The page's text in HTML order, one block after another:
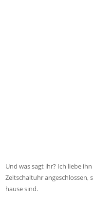
Und was sagt ihr? Ich liebe
Zeitschaltuhr angeschlossen,
hause sind.